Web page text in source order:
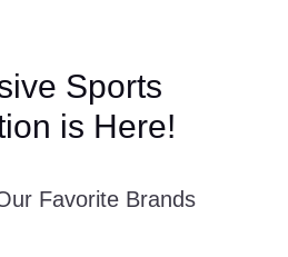
Sports
is Here!
Favorite Brands